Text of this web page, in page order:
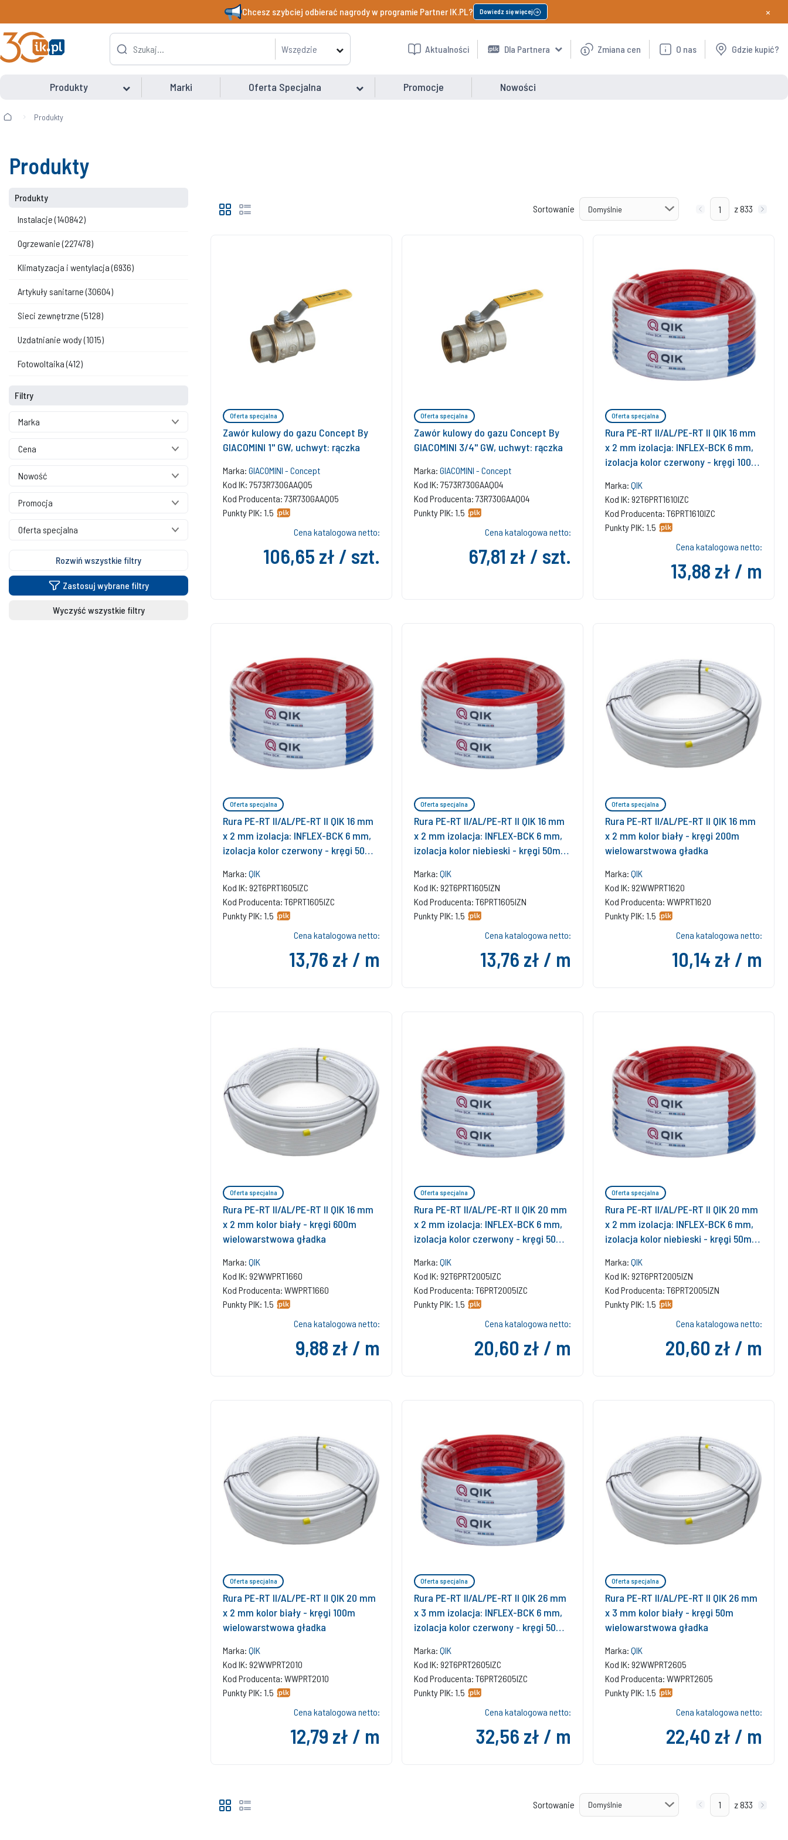
Chcesz szybciej odbierać nagrody w programie Partner IK.PL? Dowiedz się więcej ×
Wszędzie Aktualności Dla Partnera Zmiana cen O nas Gdzie kupić?
Produkty Marki Oferta Specjalna Promocje Nowości
Produkty
Produkty
Produkty
Instalacje(140842)
Ogrzewanie(227478)
Klimatyzacja i wentylacja(6936)
Artykuły sanitarne(30604)
Sieci zewnętrzne(5128)
Uzdatnianie wody(1015)
Fotowoltaika(412)
Filtry
Marka
Cena
Nowość
Promocja
Oferta specjalna
Rozwiń wszystkie filtry
Zastosuj wybrane filtry
Wyczyść wszystkie filtry
Sortowanie z 833
Oferta specjalna
Zawór kulowy do gazu Concept By
GIACOMINI 1'' GW, uchwyt: rączka
Marka: GIACOMINI - Concept
Kod IK: 7573R730GAAQ05
Kod Producenta: 73R730GAAQ05
Punkty PIK: 1.5
Cena katalogowa netto:
106,65 zł / szt.
Oferta specjalna
Zawór kulowy do gazu Concept By
GIACOMINI 3/4'' GW, uchwyt: rączka
Marka: GIACOMINI - Concept
Kod IK: 7573R730GAAQ04
Kod Producenta: 73R730GAAQ04
Punkty PIK: 1.5
Cena katalogowa netto:
67,81 zł / szt.
Oferta specjalna
Rura PE-RT II/AL/PE-RT II QIK 16 mm
x 2 mm izolacja: INFLEX-BCK 6 mm,
izolacja kolor czerwony - kręgi 100m
Marka: QIK
Kod IK: 92T6PRT1610IZC
Kod Producenta: T6PRT1610IZC
Punkty PIK: 1.5
Cena katalogowa netto:
13,88 zł / m
Oferta specjalna
Rura PE-RT II/AL/PE-RT II QIK 16 mm
x 2 mm izolacja: INFLEX-BCK 6 mm,
izolacja kolor czerwony - kręgi 50m
Marka: QIK
Kod IK: 92T6PRT1605IZC
Kod Producenta: T6PRT1605IZC
Punkty PIK: 1.5
Cena katalogowa netto:
13,76 zł / m
Oferta specjalna
Rura PE-RT II/AL/PE-RT II QIK 16 mm
x 2 mm izolacja: INFLEX-BCK 6 mm,
izolacja kolor niebieski - kręgi 50m
Marka: QIK
Kod IK: 92T6PRT1605IZN
Kod Producenta: T6PRT1605IZN
Punkty PIK: 1.5
Cena katalogowa netto:
13,76 zł / m
Oferta specjalna
Rura PE-RT II/AL/PE-RT II QIK 16 mm
x 2 mm kolor biały - kręgi 200m
wielowarstwowa gładka
Marka: QIK
Kod IK: 92WWPRT1620
Kod Producenta: WWPRT1620
Punkty PIK: 1.5
Cena katalogowa netto:
10,14 zł / m
Oferta specjalna
Rura PE-RT II/AL/PE-RT II QIK 16 mm
x 2 mm kolor biały - kręgi 600m
wielowarstwowa gładka
Marka: QIK
Kod IK: 92WWPRT1660
Kod Producenta: WWPRT1660
Punkty PIK: 1.5
Cena katalogowa netto:
9,88 zł / m
Oferta specjalna
Rura PE-RT II/AL/PE-RT II QIK 20 mm
x 2 mm izolacja: INFLEX-BCK 6 mm,
izolacja kolor czerwony - kręgi 50m
Marka: QIK
Kod IK: 92T6PRT2005IZC
Kod Producenta: T6PRT2005IZC
Punkty PIK: 1.5
Cena katalogowa netto:
20,60 zł / m
Oferta specjalna
Rura PE-RT II/AL/PE-RT II QIK 20 mm
x 2 mm izolacja: INFLEX-BCK 6 mm,
izolacja kolor niebieski - kręgi 50m
Marka: QIK
Kod IK: 92T6PRT2005IZN
Kod Producenta: T6PRT2005IZN
Punkty PIK: 1.5
Cena katalogowa netto:
20,60 zł / m
Oferta specjalna
Rura PE-RT II/AL/PE-RT II QIK 20 mm
x 2 mm kolor biały - kręgi 100m
wielowarstwowa gładka
Marka: QIK
Kod IK: 92WWPRT2010
Kod Producenta: WWPRT2010
Punkty PIK: 1.5
Cena katalogowa netto:
12,79 zł / m
Oferta specjalna
Rura PE-RT II/AL/PE-RT II QIK 26 mm
x 3 mm izolacja: INFLEX-BCK 6 mm,
izolacja kolor czerwony - kręgi 50m
Marka: QIK
Kod IK: 92T6PRT2605IZC
Kod Producenta: T6PRT2605IZC
Punkty PIK: 1.5
Cena katalogowa netto:
32,56 zł / m
Oferta specjalna
Rura PE-RT II/AL/PE-RT II QIK 26 mm
x 3 mm kolor biały - kręgi 50m
wielowarstwowa gładka
Marka: QIK
Kod IK: 92WWPRT2605
Kod Producenta: WWPRT2605
Punkty PIK: 1.5
Cena katalogowa netto:
22,40 zł / m
Sortowanie z 833